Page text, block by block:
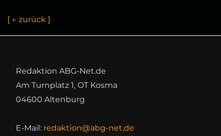
[ ← zurück ]
Redaktion ABG-Net.de
Am Turnplatz 1, OT Kosma
04600 Altenburg
E-Mail: redaktion@abg-net.de